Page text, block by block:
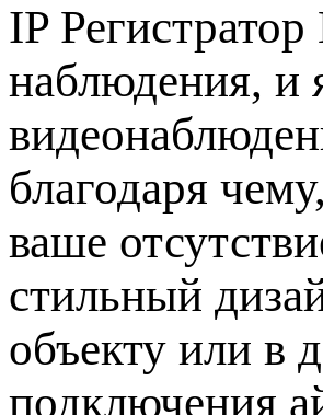
IP
наблюдения, и
благодаря
ваше
стильный
объекту или в
подключения